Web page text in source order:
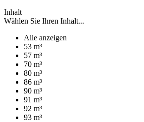
Inhalt
Wählen Sie Ihren Inhalt...
Alle anzeigen
53 m³
57 m³
70 m³
80 m³
86 m³
90 m³
91 m³
92 m³
93 m³